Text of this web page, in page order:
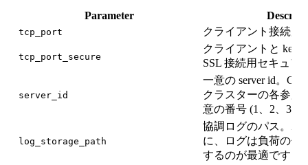
Parameter
tcp_port クライアント接続用
tcp_port_secure
クライアントと
SSL 接続用セキュア
server_id
一意の server id。
クラスターの各参加
意の番号 (1、2、
log_storage_path
協調ログのパス。
に、ログは負荷の低
するのが最適です。